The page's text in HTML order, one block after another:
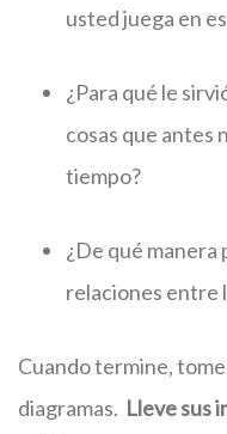
usted juega en
¿Para qué le
cosas que antes
tiempo?
¿De qué
relaciones entre
Cuando termine,
diagramas. Lleve sus